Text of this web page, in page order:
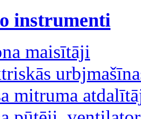
instrumenti
maisītāji
mitruma